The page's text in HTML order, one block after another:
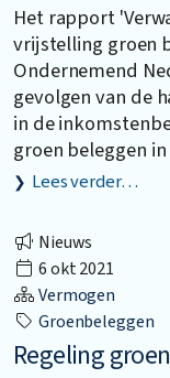
Het rapport
vrijstelling groen
Ondernemend
gevolgen van de
in de
groen beleggen
Lees verder…
Nieuws
6 okt 2021
Vermogen
Groenbeleggen
Regeling